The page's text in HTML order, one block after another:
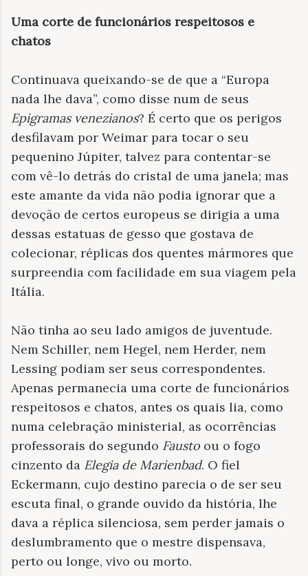
Uma corte de funcionários respeitosos e
chatos
Continuava queixando-se de que a “Europa
nada lhe dava”, como disse num de seus
Epigramas venezianos? É certo que os perigos
desfilavam por Weimar para tocar o seu
pequenino Júpiter, talvez para contentar-se
com vê-lo detrás do cristal de uma janela; mas
este amante da vida não podia ignorar que a
devoção de certos europeus se dirigia a uma
dessas estatuas de gesso que gostava de
colecionar, réplicas dos quentes mármores que
surpreendia com facilidade em sua viagem pela
Itália.
Não tinha ao seu lado amigos de juventude.
Nem Schiller, nem Hegel, nem Herder, nem
Lessing podiam ser seus correspondentes.
Apenas permanecia uma corte de funcionários
respeitosos e chatos, antes os quais lia, como
numa celebração ministerial, as ocorrências
professorais do segundo Fausto ou o fogo
cinzento da Elegia de Marienbad. O fiel
Eckermann, cujo destino parecia o de ser seu
escuta final, o grande ouvido da história, lhe
dava a réplica silenciosa, sem perder jamais o
deslumbramento que o mestre dispensava,
perto ou longe, vivo ou morto.